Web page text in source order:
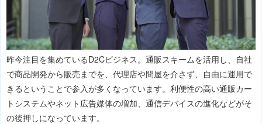
昨今注目を集めているD2Cビジネス。通販スキームを活用し、自社
で商品開発から販売までを、代理店や問屋を介さず、自由に運用で
きるということで参入が多くなっています。利便性の高い通販カー
トシステムやネット広告媒体の増加、通信デバイスの進化などがそ
の後押しになっています。